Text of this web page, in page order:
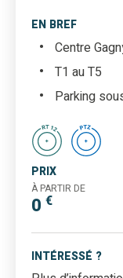
EN BREF
Centre
T1 au T5
Parking
PRIX
À PARTIR DE
0 €
INTÉRESSÉ ?